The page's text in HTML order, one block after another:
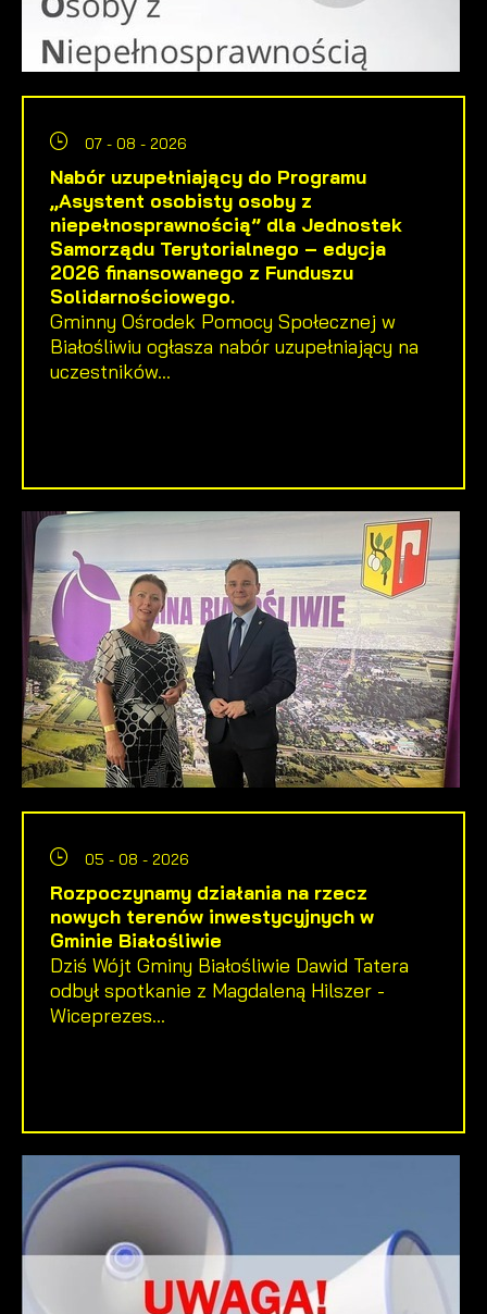
07 - 08 - 2026
Nabór uzupełniający do Programu
„Asystent osobisty osoby z
niepełnosprawnością” dla Jednostek
Samorządu Terytorialnego – edycja
2026 finansowanego z Funduszu
Solidarnościowego.
Gminny Ośrodek Pomocy Społecznej w
Białośliwiu ogłasza nabór uzupełniający na
uczestników...
05 - 08 - 2026
Rozpoczynamy działania na rzecz
nowych terenów inwestycyjnych w
Gminie Białośliwie
Dziś Wójt Gminy Białośliwie Dawid Tatera
odbył spotkanie z Magdaleną Hilszer -
Wiceprezes...